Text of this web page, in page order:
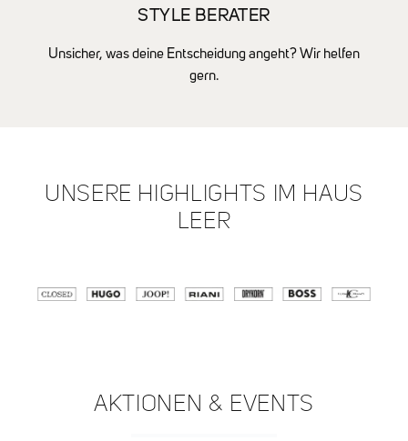
STYLE BERATER
Unsicher, was deine Entscheidung angeht? Wir helfen
gern.
UNSERE HIGHLIGHTS IM HAUS
LEER
AKTIONEN & EVENTS